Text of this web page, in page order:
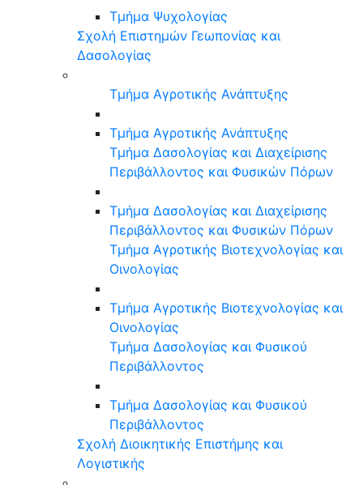
Τμήμα Ψυχολογίας
Σχολή Επιστημών Γεωπονίας και
Δασολογίας
Τμήμα Αγροτικής Ανάπτυξης
Τμήμα Αγροτικής Ανάπτυξης
Τμήμα Δασολογίας και Διαχείρισης
Περιβάλλοντος και Φυσικών Πόρων
Τμήμα Δασολογίας και Διαχείρισης
Περιβάλλοντος και Φυσικών Πόρων
Τμήμα Αγροτικής Βιοτεχνολογίας και
Οινολογίας
Τμήμα Αγροτικής Βιοτεχνολογίας και
Οινολογίας
Τμήμα Δασολογίας και Φυσικού
Περιβάλλοντος
Τμήμα Δασολογίας και Φυσικού
Περιβάλλοντος
Σχολή Διοικητικής Επιστήμης και
Λογιστικής